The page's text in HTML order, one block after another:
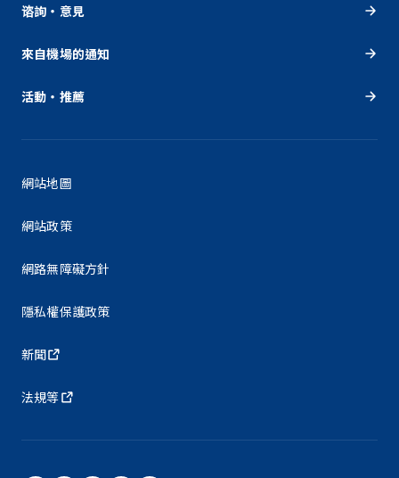
谘詢・意見
來自機場的通知
活動・推薦
網站地圖
網站政策
網路無障礙方針
隱私權保護政策
新聞
法規等